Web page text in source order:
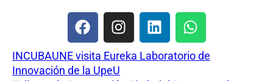
INCUBAUNE visita Eureka Laboratorio de
Innovación de la UpeU